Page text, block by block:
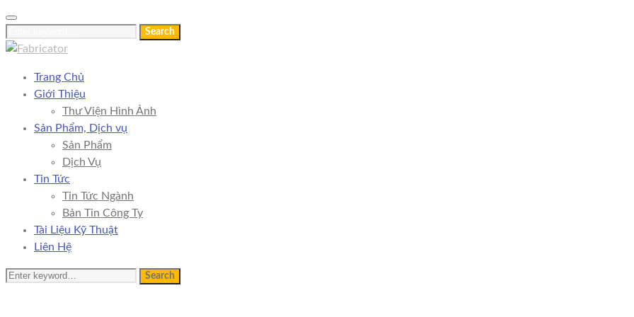
Skip
content
for:
Search
Trang Chủ
Giới Thiệu
Thư Viện Hình Ảnh
Sản Phẩm, Dịch vụ
Sản Phẩm
Dịch Vụ
Tin Tức
Tin Tức Ngành
Bản Tin Công Ty
Tài Liệu Kỹ Thuật
Liên Hệ
Search
Search